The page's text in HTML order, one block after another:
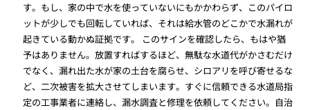
す。もし、家の中で水を使っていないにもかかわらず、このパイロ
ットが少しでも回転していれば、それは給水管のどこかで水漏れが
起きている動かぬ証拠です。 このサインを確認したら、もはや猶
予はありません。放置すればするほど、無駄な水道代がかさむだけ
でなく、漏れ出た水が家の土台を腐らせ、シロアリを呼び寄せるな
ど、二次被害を拡大させてしまいます。すぐに信頼できる水道局指
定の工事業者に連絡し、漏水調査と修理を依頼してください。自治